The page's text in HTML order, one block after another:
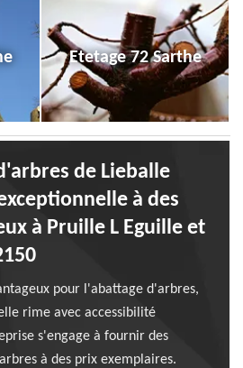
Etetage 72 Sarthe
de Lieballe
à des
à Pruille L Eguille et
pour l'abattage d'arbres,
rime avec accessibilité
s'engage à fournir des
à des prix exemplaires.